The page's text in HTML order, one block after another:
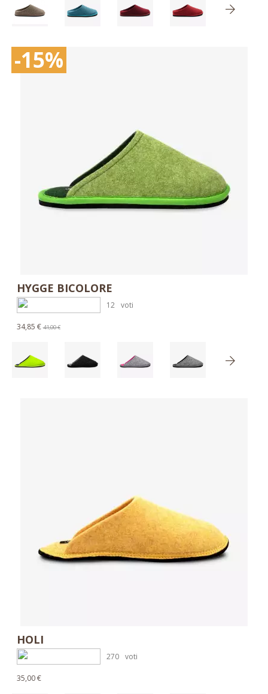
-15%
HYGGE BICOLORE
12 voti
34,85 €41,00 €
HOLI
270 voti
35,00 €